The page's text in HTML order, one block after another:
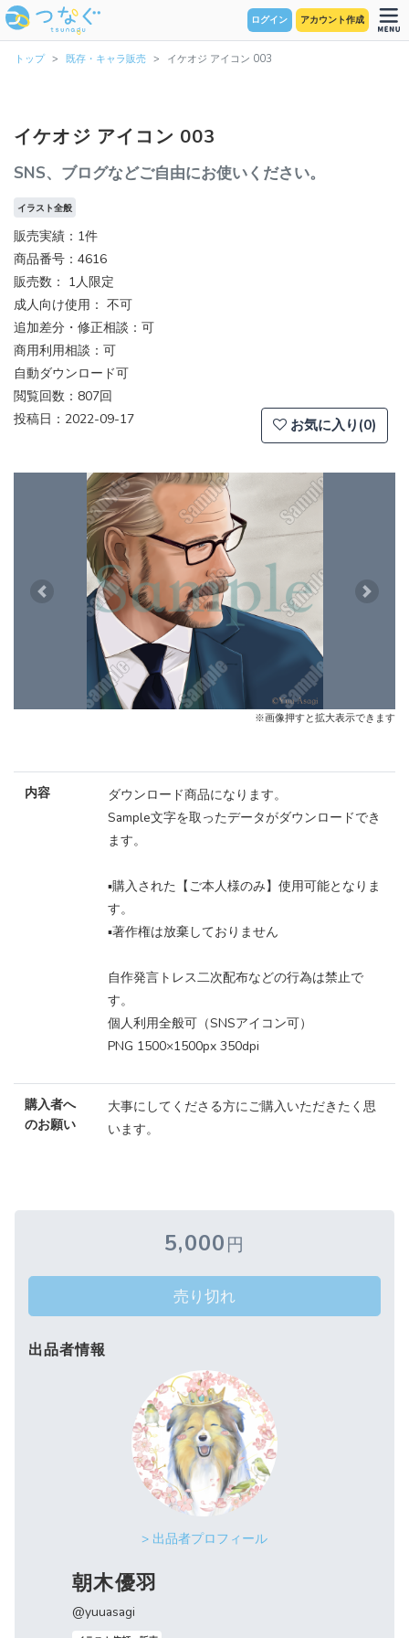
ログイン アカウント作成
トップ 既存・キャラ販売 イケオジ アイコン 003
イケオジ アイコン 003
SNS、ブログなどご自由にお使いください。
イラスト全般
販売実績：1件
商品番号：4616
販売数： 1人限定
成人向け使用： 不可
追加差分・修正相談：可
商用利用相談：可
自動ダウンロード可
閲覧回数：807回
投稿日：2022-09-17
お気に入り(0)
Previous Next
※画像押すと拡大表示できます
内容
ダウンロード商品になります。
Sample文字を取ったデータがダウンロードでき
ます。
▪️購入された【ご本人様のみ】使用可能となりま
す。
▪️著作権は放棄しておりません
自作発言トレス二次配布などの行為は禁止で
す。
個人利用全般可（SNSアイコン可）
PNG 1500×1500px 350dpi
購入者へ
のお願い
大事にしてくださる方にご購入いただきたく思
います。
5,000円
売り切れ
出品者情報
> 出品者プロフィール
朝木優羽
@yuuasagi